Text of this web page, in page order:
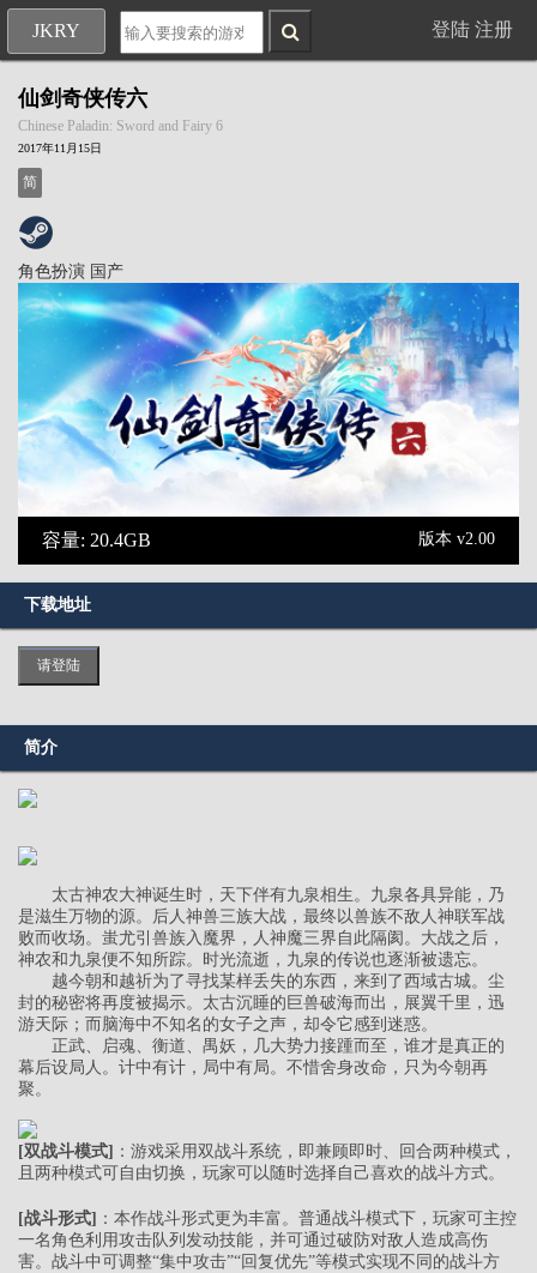
JKRY 登陆 注册
仙剑奇侠传六
Chinese Paladin: Sword and Fairy 6
2017年11月15日
简
角色扮演 国产
容量: 20.4GB 版本 v2.00
下载地址
请登陆
简介
太古神农大神诞生时，天下伴有九泉相生。九泉各具异能，乃
是滋生万物的源。后人神兽三族大战，最终以兽族不敌人神联军战
败而收场。蚩尤引兽族入魔界，人神魔三界自此隔阂。大战之后，
神农和九泉便不知所踪。时光流逝，九泉的传说也逐渐被遗忘。
越今朝和越祈为了寻找某样丢失的东西，来到了西域古城。尘
封的秘密将再度被揭示。太古沉睡的巨兽破海而出，展翼千里，迅
游天际；而脑海中不知名的女子之声，却令它感到迷惑。
正武、启魂、衡道、禺妖，几大势力接踵而至，谁才是真正的
幕后设局人。计中有计，局中有局。不惜舍身改命，只为今朝再
聚。
[双战斗模式] ：游戏采用双战斗系统，即兼顾即时、回合两种模式，
且两种模式可自由切换，玩家可以随时选择自己喜欢的战斗方式。
[战斗形式] ：本作战斗形式更为丰富。普通战斗模式下，玩家可主控
一名角色利用攻击队列发动技能，并可通过破防对敌人造成高伤
害。战斗中可调整“集中攻击”“回复优先”等模式实现不同的战斗方